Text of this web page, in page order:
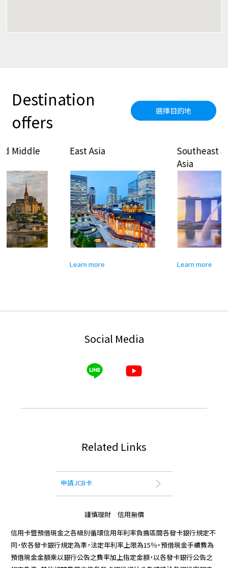
Destination
offers
選擇目的地
East Asia
Southeast and South
Social Media
Related Links
申請JCB卡
謹慎理財 信用無價
信用卡暨預借現金之各級別循環信用年利率負擔區間各發卡銀行規定不
同，依各發卡銀行規定為準，法定年利率上限為15％。預借現金手續費為
預借現金金額乘以銀行公告之費率加上指定金額，以各發卡銀行公告之